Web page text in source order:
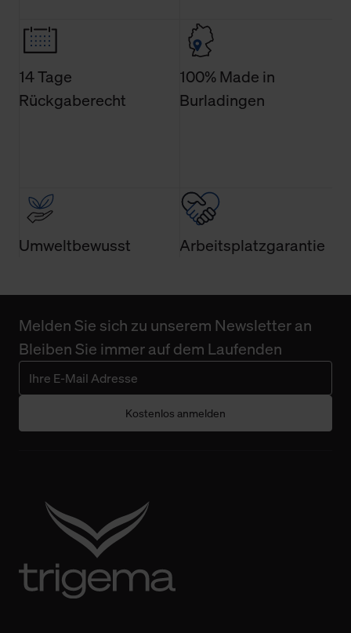
14 Tage
Rückgaberecht
100% Made in
Burladingen
Umweltbewusst Arbeitsplatzgarantie
Melden Sie sich zu unserem Newsletter an
Bleiben Sie immer auf dem Laufenden
Kostenlos anmelden